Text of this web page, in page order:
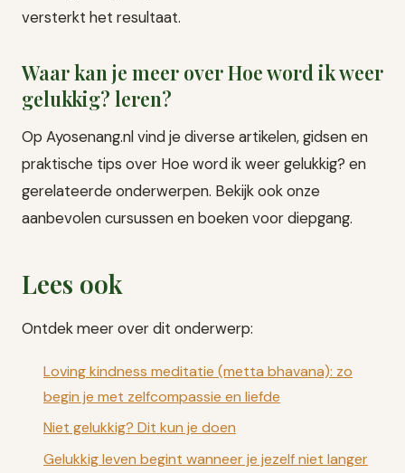
versterkt het resultaat.
Waar kan je meer over Hoe word ik weer
gelukkig? leren?
Op Ayosenang.nl vind je diverse artikelen, gidsen en
praktische tips over Hoe word ik weer gelukkig? en
gerelateerde onderwerpen. Bekijk ook onze
aanbevolen cursussen en boeken voor diepgang.
Lees ook
Ontdek meer over dit onderwerp:
Loving kindness meditatie (metta bhavana): zo
begin je met zelfcompassie en liefde
Niet gelukkig? Dit kun je doen
Gelukkig leven begint wanneer je jezelf niet langer